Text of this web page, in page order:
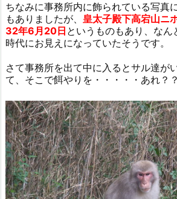
ちなみに事務所内に飾られている写真
もありましたが、 皇太子殿下高宕山ニ
32年6月20日 というものもあり、なん
時代にお見えになっていたそうです。
さて事務所を出て中に入るとサル達が
て、そこで餌やりを・・・・・あれ？？